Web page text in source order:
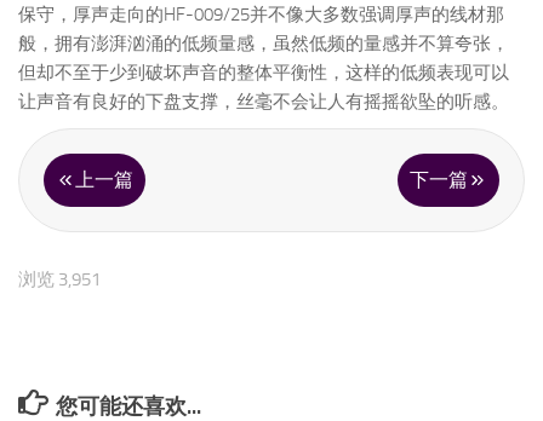
保守，厚声走向的HF-009/25并不像大多数强调厚声的线材那
般，拥有澎湃汹涌的低频量感，虽然低频的量感并不算夸张，
但却不至于少到破坏声音的整体平衡性，这样的低频表现可以
让声音有良好的下盘支撑，丝毫不会让人有摇摇欲坠的听感。
上一篇 下一篇
浏览 3,951
您可能还喜欢...